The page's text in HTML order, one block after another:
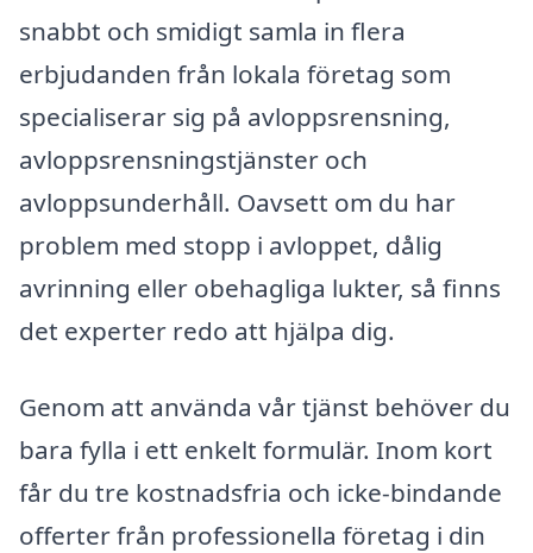
snabbt och smidigt samla in flera
erbjudanden från lokala företag som
specialiserar sig på avloppsrensning,
avloppsrensningstjänster och
avloppsunderhåll. Oavsett om du har
problem med stopp i avloppet, dålig
avrinning eller obehagliga lukter, så finns
det experter redo att hjälpa dig.
Genom att använda vår tjänst behöver du
bara fylla i ett enkelt formulär. Inom kort
får du tre kostnadsfria och icke-bindande
offerter från professionella företag i din